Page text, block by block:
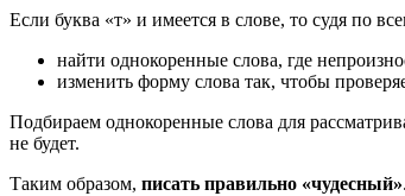
Если буква «т» и имеется в слове, то судя по
найти однокоренные слова, где
изменить форму слова так, чтобы
Подбираем однокоренные слова для
не будет.
Таким образом, писать правильно «чудесный»